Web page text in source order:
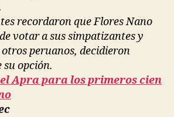
recordaron que Flores Nano
votar a sus simpatizantes y
otros peruanos, decidieron
opción.
Apra para los primeros cien